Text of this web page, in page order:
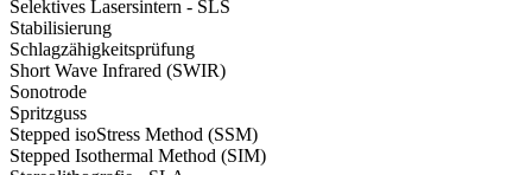
Selektives Lasersintern - SLS
Stabilisierung
Schlagzähigkeitsprüfung
Short Wave Infrared (SWIR)
Sonotrode
Spritzguss
Stepped isoStress Method (SSM)
Stepped Isothermal Method (SIM)